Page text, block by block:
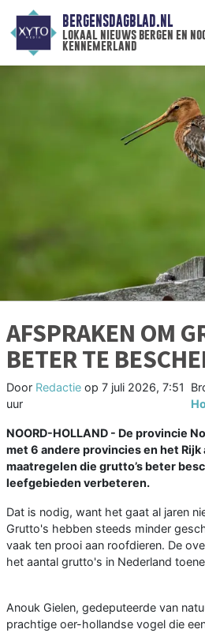
BERGENSDAGBLAD.NL
lokaal nieuws bergen en
kennemerland
AFSPRAKEN OM
BETER TE
Door Redactie op 7 juli 2026, 7:51
uur
NOORD-HOLLAND - De provincie
met 6 andere provincies en het
maatregelen die grutto’s beter
leefgebieden verbeteren.
Dat is nodig, want het gaat al jaren
Grutto's hebben steeds minder
vaak ten prooi aan roofdieren. De
het aantal grutto's in Nederland
Anouk Gielen, gedeputeerde van
prachtige oer-hollandse vogel die